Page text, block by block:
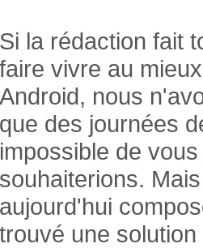
Si la rédaction fait
faire vivre au
Android, nous
que des journées
impossible de
souhaiterions.
aujourd'hui
trouvé une